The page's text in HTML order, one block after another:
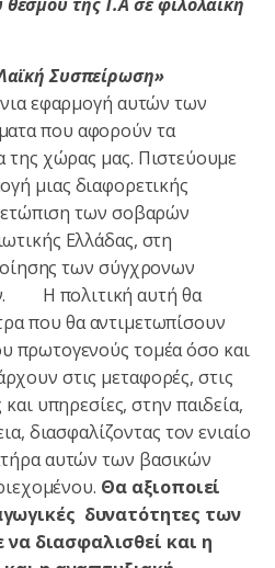
Συσπείρωση»
εφαρμογή αυτών των
που αφορούν τα
της χώρας μας. Πιστεύουμε
μιας διαφορετικής
των σοβαρών
Ελλάδας, στη
των σύγχρονων
Η πολιτική αυτή θα
που θα αντιμετωπίσουν
πρωτογενούς τομέα όσο και
στις μεταφορές, στις
υπηρεσίες, στην παιδεία,
διασφαλίζοντας τον ενιαίο
αυτών των βασικών
Θα αξιοποιεί
δυνατότητες των
διασφαλισθεί και η